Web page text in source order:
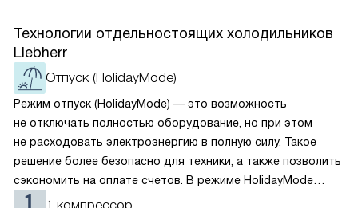
Технологии отдельностоящих холодильников
Liebherr
Отпуск (HolidayMode)
Режим отпуск (HolidayMode) — это возможность
не отключать полностью оборудование, но при этом
не расходовать электроэнергию в полную силу. Такое
решение более безопасно для техники, а также позволить
сэкономить на оплате счетов. В режиме HolidayMode
вентилятор и суперохлаждение не работают, а в камере